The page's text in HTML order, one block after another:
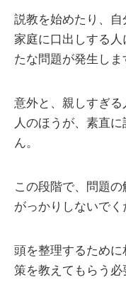
説教を始めたり、
家庭に口出しする
たな問題が発生しま
意外と、親しすぎ
人のほうが、素直
ん。
この段階で、問題
がっかりしないでく
頭を整理するため
策を教えてもらう必